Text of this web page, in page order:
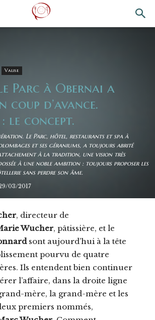
Valise
Parc à Obernai a
d’avance.
le concept.
Le Parc, hôtel, restaurants et spa à
et ses géraniums, a toujours abrité
à la tradition, une vision très
à une noble ambition : toujours proposer les
sans perdre son âme.
03/2017
, directeur de
Wucher, pâtissière, et le
sont aujourd’hui à la tête
pourvu de quatre
Ils entendent bien continuer
l’affaire, dans la droite ligne
mère, la grand-mère et les
premiers nommés,